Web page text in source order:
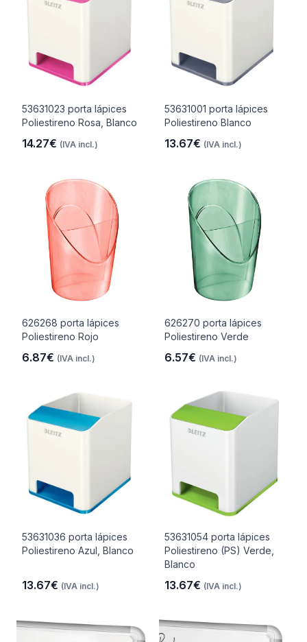
53631023 porta lápices
Poliestireno Rosa, Blanco
14.27€ (IVA incl.)
53631001 porta lápices
Poliestireno Blanco
13.67€ (IVA incl.)
626268 porta lápices
Poliestireno Rojo
6.87€ (IVA incl.)
626270 porta lápices
Poliestireno Verde
6.57€ (IVA incl.)
53631036 porta lápices
Poliestireno Azul, Blanco
13.67€ (IVA incl.)
53631054 porta lápices
Poliestireno (PS) Verde,
Blanco
13.67€ (IVA incl.)